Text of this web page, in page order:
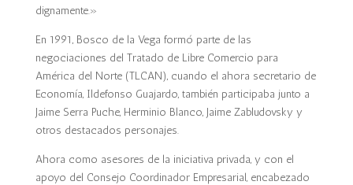
dignamente.»
En 1991, Bosco de la Vega formó parte de las
negociaciones del Tratado de Libre Comercio para
América del Norte (TLCAN), cuando el ahora secretario de
Economía, Ildefonso Guajardo, también participaba junto a
Jaime Serra Puche, Herminio Blanco, Jaime Zabludovsky y
otros destacados personajes.
Ahora como asesores de la iniciativa privada, y con el
apoyo del Consejo Coordinador Empresarial, encabezado